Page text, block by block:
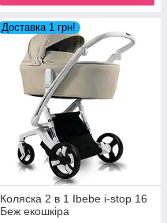
Доставка 1 грн!
Коляска 2 в 1 Ibebe i-stop 16
Беж екошкіра